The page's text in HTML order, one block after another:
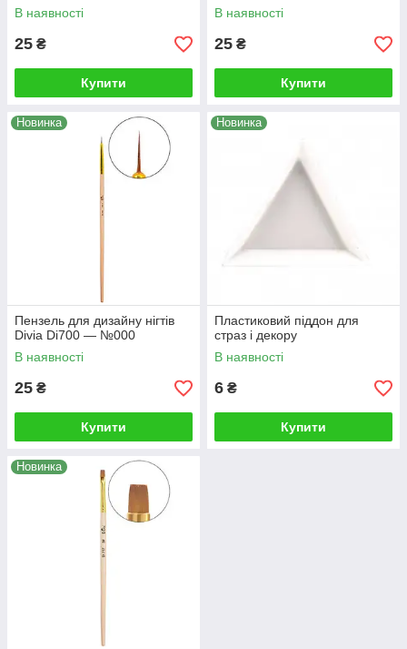
В наявності
25 ₴
Купити
В наявності
25 ₴
Купити
Новинка
Пензель для дизайну нігтів
Divia Di700 — №000
В наявності
25 ₴
Купити
Новинка
Пластиковий піддон для
страз і декору
В наявності
6 ₴
Купити
Новинка